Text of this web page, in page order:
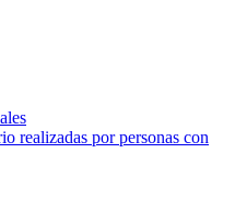
realizadas por personas con